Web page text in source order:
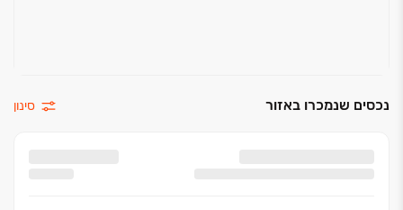
נכסים שנמכרו באזור סינון